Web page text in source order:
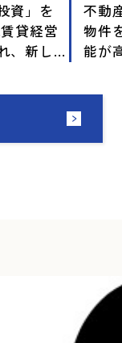
資」を
貸経営
、新し
投資と
トやデ
紹介し
任者、
ファ
士】得
不動
物件
能が
しょ